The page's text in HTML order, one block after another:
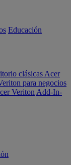
Educación
clásicas Acer
para negocios
Veriton Add-In-